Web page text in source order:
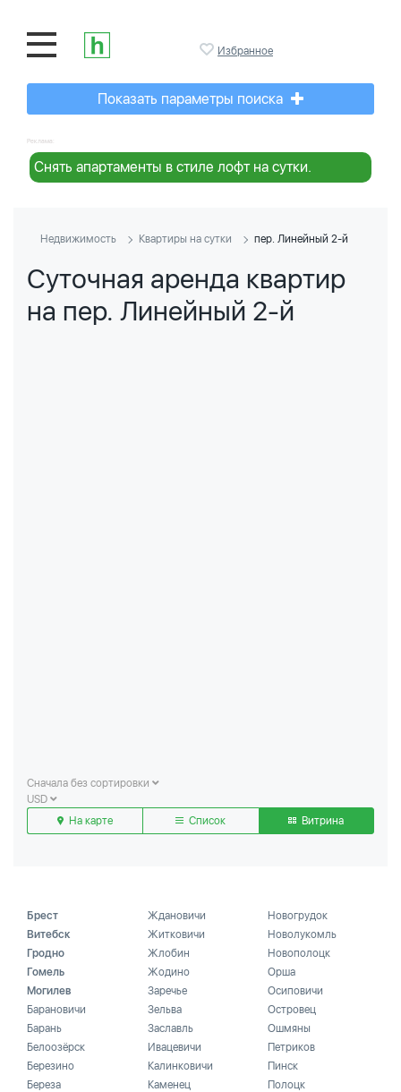
Избранное
Показать параметры поиска
Реклама:
Снять апартаменты в стиле лофт на сутки.
Недвижимость Квартиры на сутки пер. Линейный 2-й
Суточная аренда квартир
на пер. Линейный 2-й
Сначала без сортировки
USD
На карте
Список Витрина
Брест
Витебск
Гродно
Гомель
Могилев
Барановичи
Барань
Белоозёрск
Березино
Береза
Ждановичи
Житковичи
Жлобин
Жодино
Заречье
Зельва
Заславль
Ивацевичи
Калинковичи
Каменец
Новогрудок
Новолукомль
Новополоцк
Орша
Осиповичи
Островец
Ошмяны
Петриков
Пинск
Полоцк